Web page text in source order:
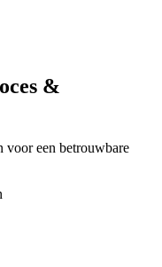
&
voor een betrouwbare